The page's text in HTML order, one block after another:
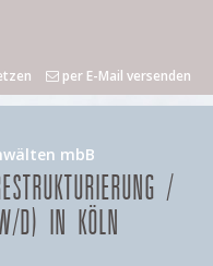
per E-Mail versenden
mbB
/
D) IN KÖLN